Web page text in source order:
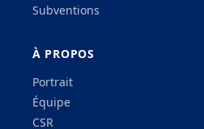
Subventions
À PROPOS
Portrait
Équipe
CSR